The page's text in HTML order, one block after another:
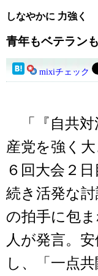
しなやかに 力強く
青年もベテラン
mixiチェック
「『自共対
産党を強く
６回大会２
続き活発な
の拍手に包
人が発言。
し、「一点